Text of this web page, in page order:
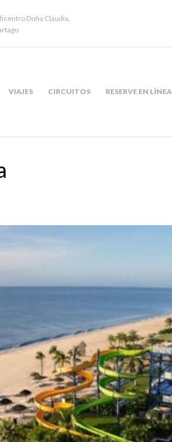
Doña Claudia,
VIAJES CIRCUITOS RESERVE EN LÍNEA